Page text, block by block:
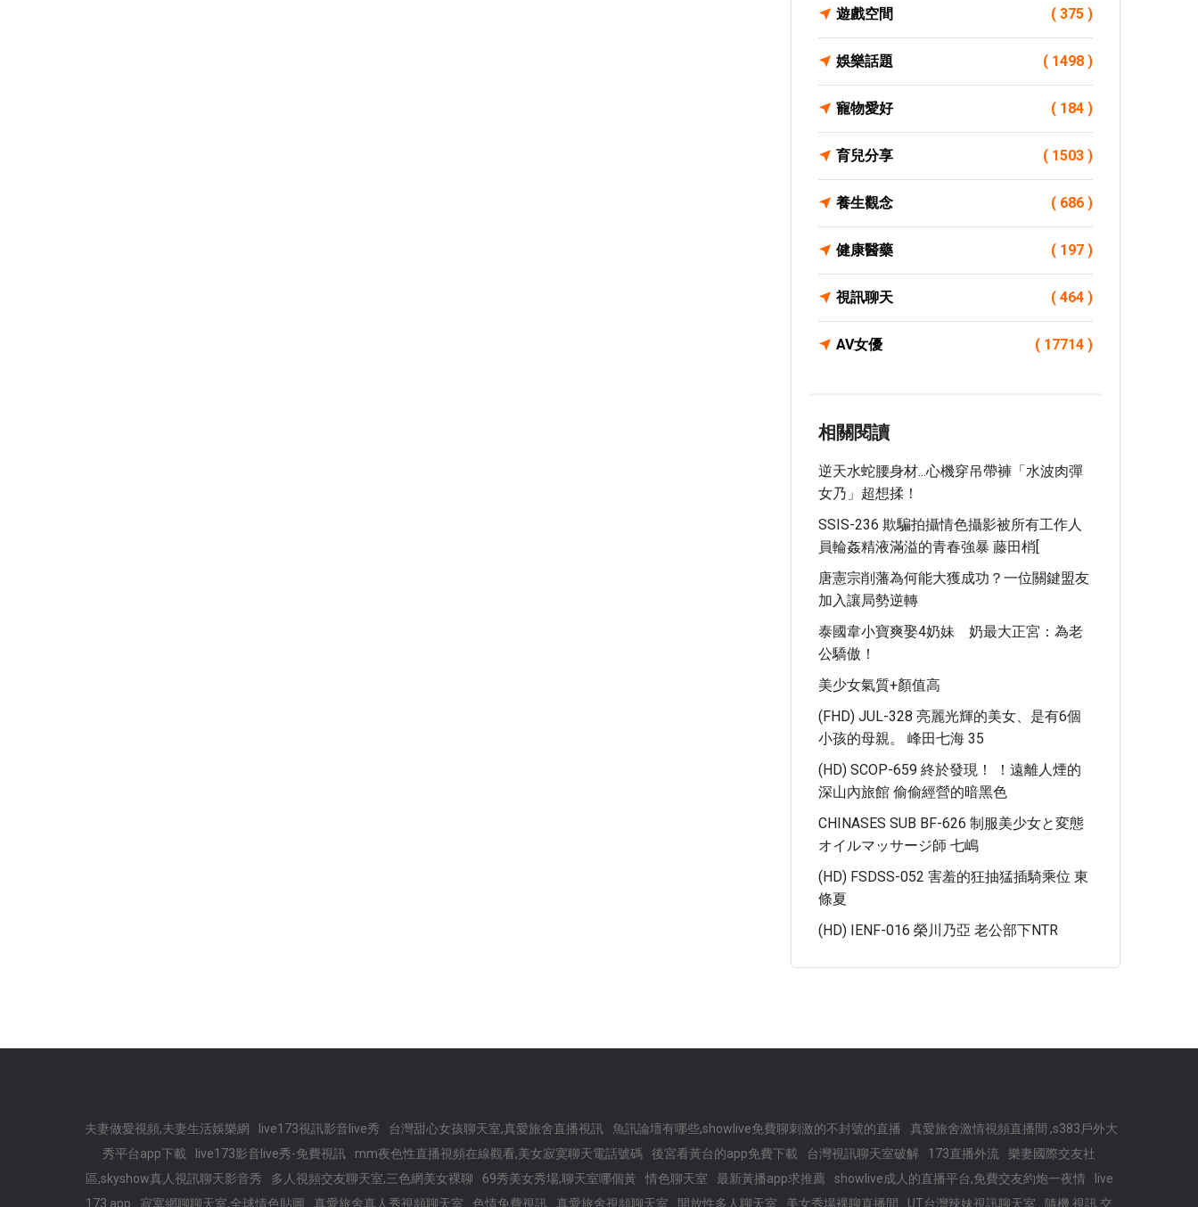
遊戲空間 ( 375 )
娛樂話題 ( 1498 )
寵物愛好 ( 184 )
育兒分享 ( 1503 )
養生觀念 ( 686 )
健康醫藥 ( 197 )
視訊聊天 ( 464 )
AV女優 ( 17714 )
相關閱讀
逆天水蛇腰身材...心機穿吊帶褲「水波肉彈
女乃」超想揉！
SSIS-236 欺騙拍攝情色攝影被所有工作人
員輪姦精液滿溢的青春強暴 藤田梢[
唐憲宗削藩為何能大獲成功？一位關鍵盟友
加入讓局勢逆轉
泰國韋小寶爽娶4奶妹 奶最大正宮：為老
公驕傲！
美少女氣質+顏值高
(FHD) JUL-328 亮麗光輝的美女、是有6個
小孩的母親。 峰田七海 35
(HD) SCOP-659 終於發現！ ！遠離人煙的
深山內旅館 偷偷經營的暗黑色
CHINASES SUB BF-626 制服美少女と変態
オイルマッサージ師 七嶋
(HD) FSDSS-052 害羞的狂抽猛插騎乘位 東
條夏
(HD) IENF-016 榮川乃亞 老公部下NTR
夫妻做愛視頻,夫妻生活娛樂網 live173視訊影音live秀 台灣甜心女孩聊天室,真愛旅舍直播視訊 魚訊論壇有哪些,showlive免費聊刺激的不封號的直播
真愛旅舍激情視頻直播間 ,s383戶外大
秀平台app下載
live173影音live秀-免費視訊 mm夜色性直播視頻在線觀看,美女寂寞聊天電話號碼 後宮看黃台的app免費下載 台灣視訊聊天室破解 173直播外流
樂妻國際交友社
區,skyshow真人視訊聊天影音秀
多人視頻交友聊天室,三色網美女裸聊 69秀美女秀場,聊天室哪個黃 情色聊天室 最新黃播app求推薦 showlive成人的直播平台,免費交友約炮一夜情
live
173 app
寂寞網聊聊天室,全球情色貼圖 真愛旅舍真人秀視頻聊天室 色情免費視訊 真愛旅舍視頻聊天室 開放性多人聊天室 美女秀場裸聊直播間 UT台灣辣妹視訊聊天室 隨機 視訊 交